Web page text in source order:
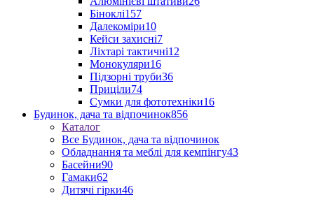
Біноклі157
Далекоміри10
Кейси захисні7
Ліхтарі тактичні12
Монокуляри16
Підзорні труби36
Приціли74
Сумки для фототехніки16
Будинок, дача та відпочинок856
Каталог
Все Будинок, дача та відпочинок
Обладнання та меблі для кемпінгу43
Басейни90
Гамаки62
Дитячі гірки46